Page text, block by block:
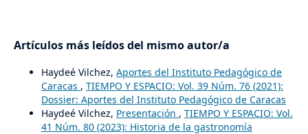
Artículos más leídos del mismo autor/a
Haydeé Vilchez, Aportes del Instituto Pedagógico de
Caracas , TIEMPO Y ESPACIO: Vol. 39 Núm. 76 (2021):
Dossier: Aportes del Instituto Pedagógico de Caracas
Haydeé Vilchez, Presentación , TIEMPO Y ESPACIO: Vol.
41 Núm. 80 (2023): Historia de la gastronomía